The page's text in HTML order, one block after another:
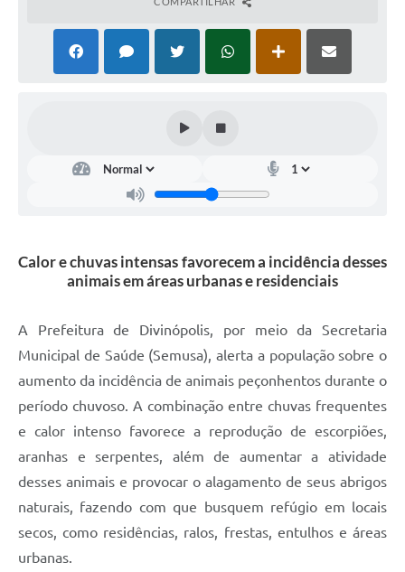
Calor e chuvas intensas favorecem a incidência desses
animais em áreas urbanas e residenciais
A Prefeitura de Divinópolis, por meio da Secretaria
Municipal de Saúde (Semusa), alerta a população sobre o
aumento da incidência de animais peçonhentos durante o
período chuvoso. A combinação entre chuvas frequentes
e calor intenso favorece a reprodução de escorpiões,
aranhas e serpentes, além de aumentar a atividade
desses animais e provocar o alagamento de seus abrigos
naturais, fazendo com que busquem refúgio em locais
secos, como residências, ralos, frestas, entulhos e áreas
urbanas.